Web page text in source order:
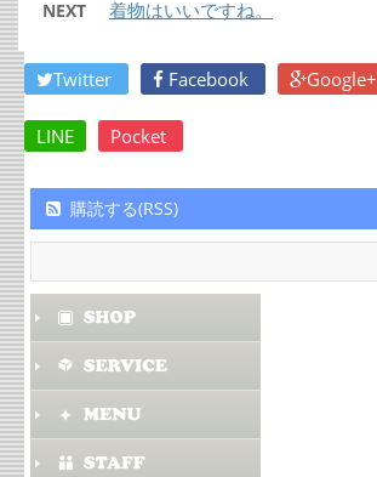
NEXT 着物はいいですね。
Twitter Facebook Google+
LINE Pocket
購読する(RSS)